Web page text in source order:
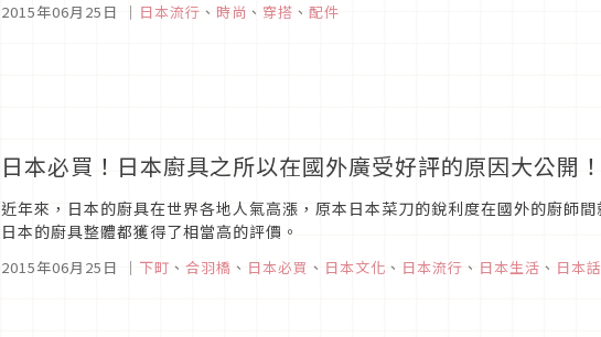
2015年06月25日 ｜ 日本流行 、 時尚 、 穿搭 、 配件
日本必買！日本廚具之所以在國外廣受好評的原因大公開！
近年來，日本的廚具在世界各地人氣高漲，原本日本菜刀的銳利度在國外的廚師
日本的廚具整體都獲得了相當高的評價。
2015年06月25日 ｜ 下町 、 合羽橋 、 日本必買 、 日本文化 、 日本流行 、 日本生活 、 日本